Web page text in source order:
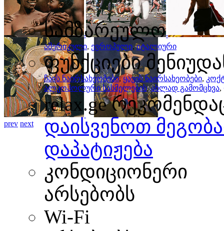
prev next
prev next
სამზარეულო
ამერიკული, ევროპული,იტალიური
ფუნქციები
ჩაის ნაირსახეობები,ყავის ნაირსახეობები,
ალკოჰოლური სასმელების,ახლად გამომცხვა,
relax.ge
დაისვენოთ
დაპატიჟება
კონდიციონერი
არსებობს
Wi-Fi